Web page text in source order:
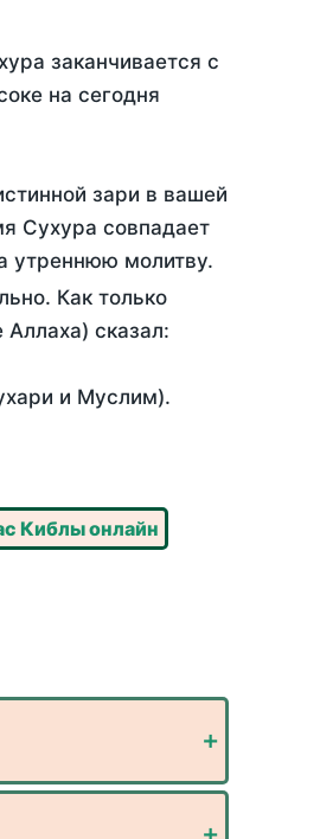
заканчивается с
на сегодня
зари в вашей
Сухура совпадает
утреннюю молитву.
Как только
сказал:
и Муслим).
Киблы онлайн